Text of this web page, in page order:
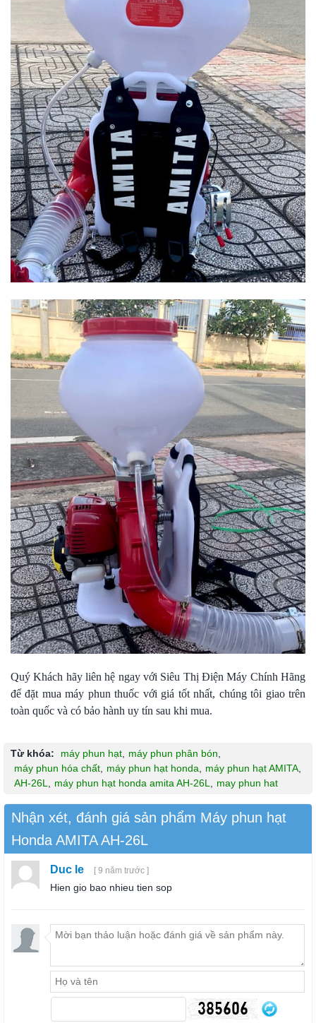
Quý Khách hãy liên hệ ngay với Siêu Thị Điện Máy Chính Hãng
để đặt mua máy phun thuốc với giá tốt nhất, chúng tôi giao trên
toàn quốc và có bảo hành uy tín sau khi mua.
Từ khóa: máy phun hạt máy phun phân bón
máy phun hóa chất
máy phun hạt honda máy phun hạt AMITA
AH-26L
máy phun hạt honda amita AH-26L may phun hat
Nhận xét, đánh giá sản phẩm Máy phun hạt
Honda AMITA AH-26L
Duc le [ 9 năm trước ]
Hien gio bao nhieu tien sop